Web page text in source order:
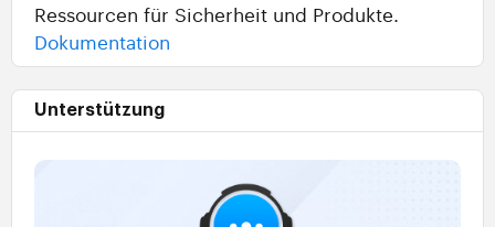
Ressourcen für Sicherheit und Produkte.
Dokumentation
Unterstützung